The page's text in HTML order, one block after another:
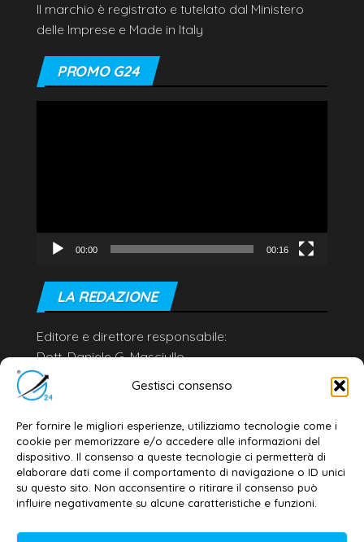
Gestisci consenso
Per fornire le migliori esperienze, utilizziamo tecnologie come i
cookie per memorizzare e/o accedere alle informazioni del
dispositivo. Il consenso a queste tecnologie ci permetterà di
elaborare dati come il comportamento di navigazione o ID unici
su questo sito. Non acconsentire o ritirare il consenso può
influire negativamente su alcune caratteristiche e funzioni.
Il marchio è registrato e tutelato dal Ministero
delle Imprese e Made in Italy
PROMO G24
00:00 00:16
LA REDAZIONE
Editore e direttore responsabile:
Dott. Daniele G. Masciullo
Email:
redazione@galatina24.it
Privacy policy–Cookie policy
© 2020-2026 | Galatina24 ®
Testata iscritta al n. 11/2020 Registro della